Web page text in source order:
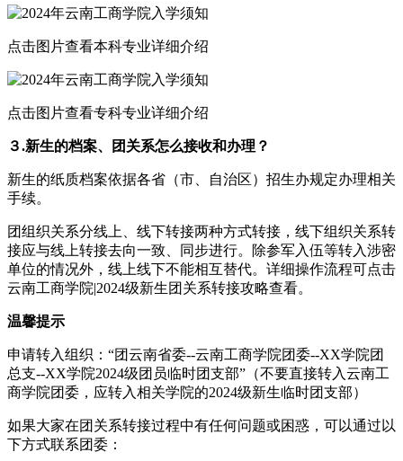
点击图片查看本科专业详细介绍
点击图片查看专科专业详细介绍
３.新生的档案、团关系怎么接收和办理？
新生的纸质档案依据各省（市、自治区）招生办规定办理相关
手续。
团组织关系分线上、线下转接两种方式转接，线下组织关系转
接应与线上转接去向一致、同步进行。除参军入伍等转入涉密
单位的情况外，线上线下不能相互替代。详细操作流程可点击
云南工商学院|2024级新生团关系转接攻略查看。
温馨提示
申请转入组织：“团云南省委--云南工商学院团委--XX学院团
总支--XX学院2024级团员临时团支部”（不要直接转入云南工
商学院团委，应转入相关学院的2024级新生临时团支部）
如果大家在团关系转接过程中有任何问题或困惑，可以通过以
下方式联系团委：